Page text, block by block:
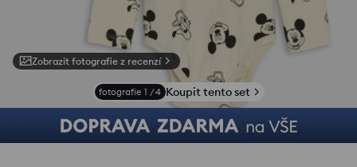
Zobrazit fotografie z recenzí
fotografie 1 /4 Koupit tento set